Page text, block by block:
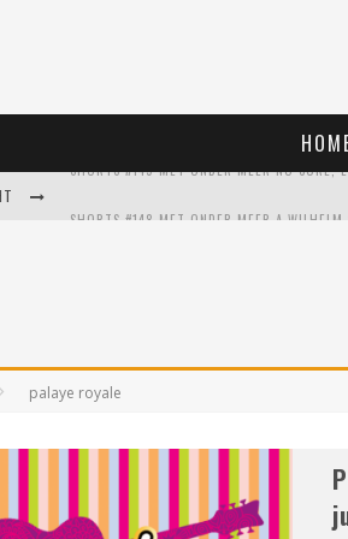
palaye royale